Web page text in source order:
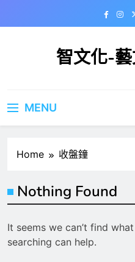
智文化-
MENU
Home 收盤鐘
Nothing Found
It seems we can’t find
searching can help.